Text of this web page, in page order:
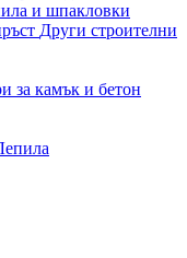
и шпакловки
Други строителни
за камък и бетон